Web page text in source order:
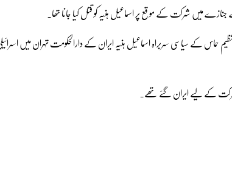
میں شرکت کے موقع پر اسماعیل ہنیہ کو قتل کیا جانا تھا۔
مزاحمتی تنظیم حماس کے سیاسی سربراہ اسماعیل ہنیہ ایران کے دارالحکومت تہران میں
کے لیے ایران گئے تھے۔